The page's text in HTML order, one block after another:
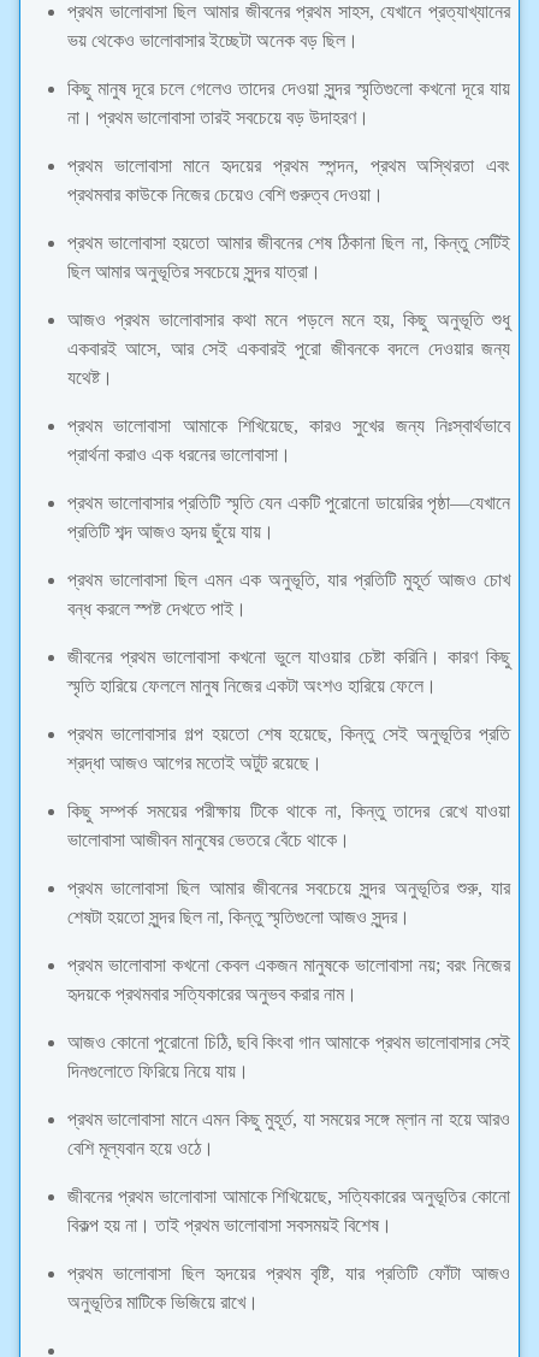
প্রথম ভালোবাসা ছিল আমার জীবনের প্রথম সাহস, যেখানে প্রত্যাখ্যানের
ভয় থেকেও ভালোবাসার ইচ্ছেটা অনেক বড় ছিল।
কিছু মানুষ দূরে চলে গেলেও তাদের দেওয়া সুন্দর স্মৃতিগুলো কখনো দূরে যায়
না। প্রথম ভালোবাসা তারই সবচেয়ে বড় উদাহরণ।
প্রথম ভালোবাসা মানে হৃদয়ের প্রথম স্পন্দন, প্রথম অস্থিরতা এবং
প্রথমবার কাউকে নিজের চেয়েও বেশি গুরুত্ব দেওয়া।
প্রথম ভালোবাসা হয়তো আমার জীবনের শেষ ঠিকানা ছিল না, কিন্তু সেটিই
ছিল আমার অনুভূতির সবচেয়ে সুন্দর যাত্রা।
আজও প্রথম ভালোবাসার কথা মনে পড়লে মনে হয়, কিছু অনুভূতি শুধু
একবারই আসে, আর সেই একবারই পুরো জীবনকে বদলে দেওয়ার জন্য
যথেষ্ট।
প্রথম ভালোবাসা আমাকে শিখিয়েছে, কারও সুখের জন্য নিঃস্বার্থভাবে
প্রার্থনা করাও এক ধরনের ভালোবাসা।
প্রথম ভালোবাসার প্রতিটি স্মৃতি যেন একটি পুরোনো ডায়েরির পৃষ্ঠা—যেখানে
প্রতিটি শব্দ আজও হৃদয় ছুঁয়ে যায়।
প্রথম ভালোবাসা ছিল এমন এক অনুভূতি, যার প্রতিটি মুহূর্ত আজও চোখ
বন্ধ করলে স্পষ্ট দেখতে পাই।
জীবনের প্রথম ভালোবাসা কখনো ভুলে যাওয়ার চেষ্টা করিনি। কারণ কিছু
স্মৃতি হারিয়ে ফেললে মানুষ নিজের একটা অংশও হারিয়ে ফেলে।
প্রথম ভালোবাসার গল্প হয়তো শেষ হয়েছে, কিন্তু সেই অনুভূতির প্রতি
শ্রদ্ধা আজও আগের মতোই অটুট রয়েছে।
কিছু সম্পর্ক সময়ের পরীক্ষায় টিকে থাকে না, কিন্তু তাদের রেখে যাওয়া
ভালোবাসা আজীবন মানুষের ভেতরে বেঁচে থাকে।
প্রথম ভালোবাসা ছিল আমার জীবনের সবচেয়ে সুন্দর অনুভূতির শুরু, যার
শেষটা হয়তো সুন্দর ছিল না, কিন্তু স্মৃতিগুলো আজও সুন্দর।
প্রথম ভালোবাসা কখনো কেবল একজন মানুষকে ভালোবাসা নয়; বরং নিজের
হৃদয়কে প্রথমবার সত্যিকারের অনুভব করার নাম।
আজও কোনো পুরোনো চিঠি, ছবি কিংবা গান আমাকে প্রথম ভালোবাসার সেই
দিনগুলোতে ফিরিয়ে নিয়ে যায়।
প্রথম ভালোবাসা মানে এমন কিছু মুহূর্ত, যা সময়ের সঙ্গে ম্লান না হয়ে আরও
বেশি মূল্যবান হয়ে ওঠে।
জীবনের প্রথম ভালোবাসা আমাকে শিখিয়েছে, সত্যিকারের অনুভূতির কোনো
বিকল্প হয় না। তাই প্রথম ভালোবাসা সবসময়ই বিশেষ।
প্রথম ভালোবাসা ছিল হৃদয়ের প্রথম বৃষ্টি, যার প্রতিটি ফোঁটা আজও
অনুভূতির মাটিকে ভিজিয়ে রাখে।